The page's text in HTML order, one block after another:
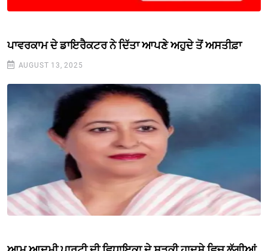
ਪਾਵਰਕਾਮ ਦੇ ਡਾਇਰੈਕਟਰ ਨੇ ਦਿੱਤਾ ਆਪਣੇ ਅਹੁਦੇ ਤੋਂ ਅਸਤੀਫ਼ਾ
AUGUST 13, 2025